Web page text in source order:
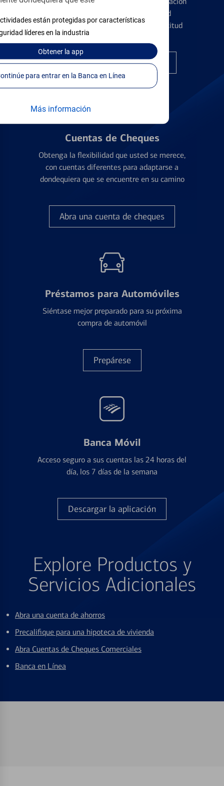
están protegidas por características
líderes en la industria
Obtenerla app
Continúe para entrar en la Banca en Línea
Más información
de tarjetas de crédito y la identidad
financiera antes de presentar una solicitud
Encuentre la tarjeta correcta
Cuentas de Cheques
Obtenga la flexibilidad que usted se merece,
con cuentas diferentes para adaptarse a
dondequiera que se encuentre en su camino
Abra una cuenta de cheques
Préstamos para Automóviles
Siéntase mejor preparado para su próxima
compra de automóvil
Prepárese
Banca Móvil
Acceso seguro a sus cuentas las 24 horas del
día, los 7 días de la semana
Descargar la aplicación
Explore Productos y
Servicios Adicionales
Abra una cuenta de ahorros
Precalifique para una hipoteca de vivienda
Abra Cuentas de Cheques Comerciales
Banca en Línea